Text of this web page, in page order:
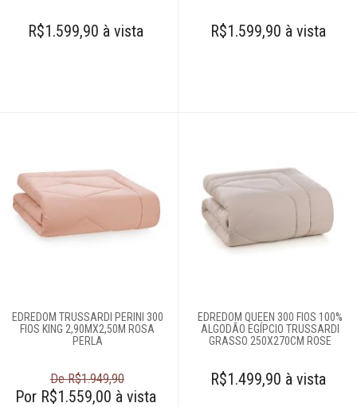
R$1.599,90 à vista R$1.599,90 à vista
EDREDOM TRUSSARDI PERINI 300
FIOS KING 2,90MX2,50M ROSA
PERLA
De R$1.949,90
Por R$1.559,00 à vista
EDREDOM QUEEN 300 FIOS 100%
ALGODÃO EGÍPCIO TRUSSARDI
GRASSO 250X270CM ROSE
R$1.499,90 à vista